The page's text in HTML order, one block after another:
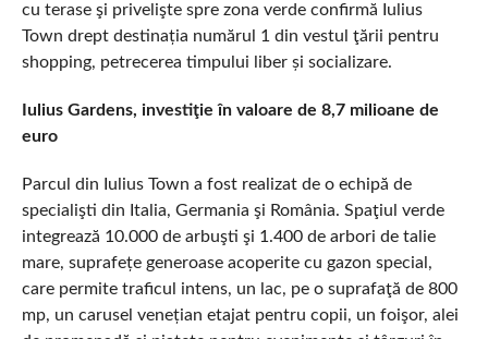
cu terase şi privelişte spre zona verde confirmă Iulius
Town drept destinația numărul 1 din vestul ţării pentru
shopping, petrecerea timpului liber și socializare.
Iulius Gardens, investiţie în valoare de 8,7 milioane de
euro
Parcul din Iulius Town a fost realizat de o echipă de
specialişti din Italia, Germania şi România. Spaţiul verde
integrează 10.000 de arbuşti şi 1.400 de arbori de talie
mare, suprafețe generoase acoperite cu gazon special,
care permite traficul intens, un lac, pe o suprafaţă de 800
mp, un carusel venețian etajat pentru copii, un foişor, alei